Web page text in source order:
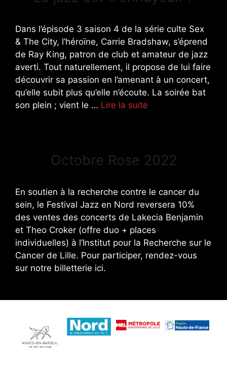
Dans l’épisode 3 saison 4 de la série culte Sex
& The City, l’héroïne, Carrie Bradshaw, s’éprend
de Ray King, patron de club et amateur de jazz
averti. Tout naturellement, il propose de lui faire
découvrir sa passion en l’amenant à un concert,
qu’elle subit plus qu’elle n’écoute. La soirée bat
son plein ; vient le … Lire la suite
Octobre Rose 2022
En soutien à la recherche contre le cancer du
sein, le Festival Jazz en Nord reversera 10%
des ventes des concerts de Lakecia Benjamin
et Theo Croker (offre duo + places
individuelles) à l’Institut pour la Recherche sur le
Cancer de Lille. Pour participer, rendez-vous
sur notre billetterie ici.